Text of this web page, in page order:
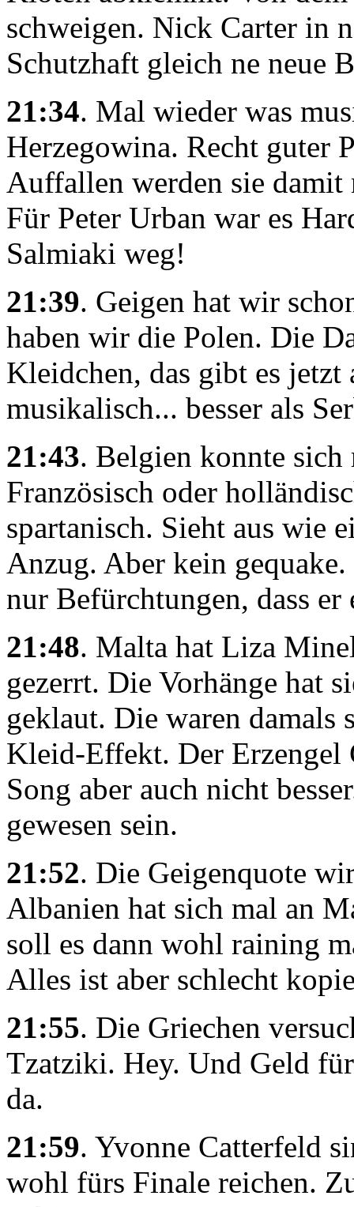
schweigen. Nick Carter in
Schutzhaft gleich ne neue
21:34. Mal wieder was
Herzegowina. Recht guter
Auffallen werden sie
Für Peter Urban war es
Salmiaki weg!
21:39. Geigen hat wir
haben wir die Polen. Die
Kleidchen, das gibt es jetzt
musikalisch... besser als
21:43. Belgien konnte
Französisch oder
spartanisch. Sieht aus wie
Anzug. Aber kein
nur Befürchtungen, dass er
21:48. Malta hat Liza
gezerrt. Die Vorhänge hat
geklaut. Die waren damals
Kleid-Effekt. Der
Song aber auch nicht
gewesen sein.
21:52. Die Geigenquote
Albanien hat sich mal an
soll es dann wohl raining
Alles ist aber schlecht
21:55. Die Griechen
Tzatziki. Hey. Und Geld
da.
21:59. Yvonne Catterfeld
wohl fürs Finale reichen.